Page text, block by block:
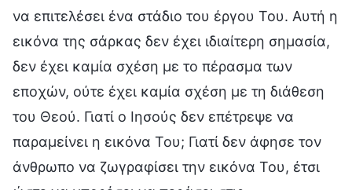
να επιτελέσει ένα στάδιο του έργου Του. Αυτή η
εικόνα της σάρκας δεν έχει ιδιαίτερη σημασία,
δεν έχει καμία σχέση με το πέρασμα των
εποχών, ούτε έχει καμία σχέση με τη διάθεση
του Θεού. Γιατί ο Ιησούς δεν επέτρεψε να
παραμείνει η εικόνα Του; Γιατί δεν άφησε τον
άνθρωπο να ζωγραφίσει την εικόνα Του, έτσι